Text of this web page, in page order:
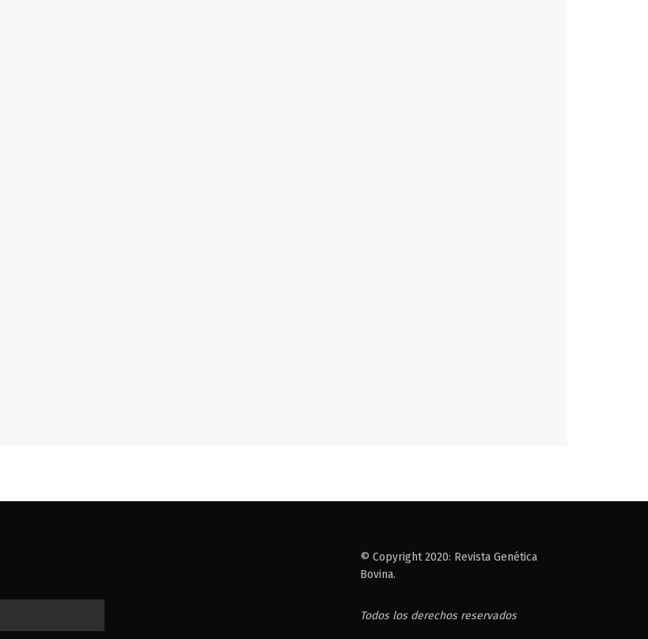
© Copyright 2020: Revista Genética
Bovina.
Todos los derechos reservados